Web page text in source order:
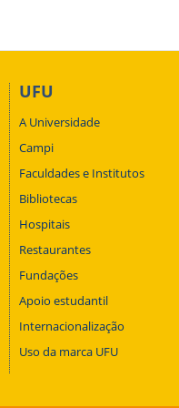
UFU
A Universidade
Campi
Faculdades e Institutos
Bibliotecas
Hospitais
Restaurantes
Fundações
Apoio estudantil
Internacionalização
Uso da marca UFU